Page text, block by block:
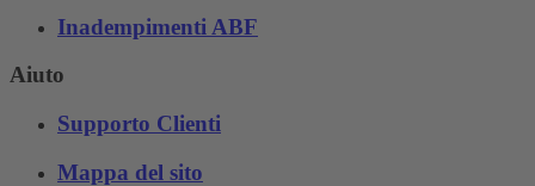
Inadempimenti ABF
Aiuto
Supporto Clienti
Mappa del sito